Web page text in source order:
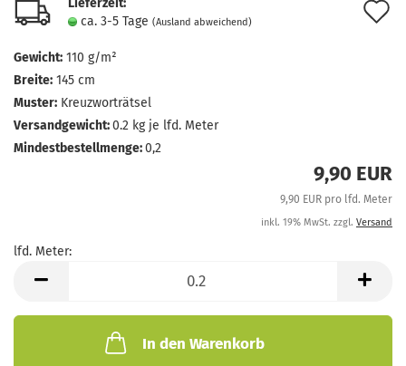
Lieferzeit:
ca. 3-5 Tage (Ausland abweichend)
Gewicht: 110 g/m²
Breite: 145 cm
Muster: Kreuzworträtsel
Versandgewicht:0.2 kg je lfd. Meter
Mindestbestellmenge:0,2
9,90 EUR
9,90 EUR pro lfd. Meter
inkl. 19% MwSt. zzgl. Versand
lfd. Meter:
Meter
In den Warenkorb